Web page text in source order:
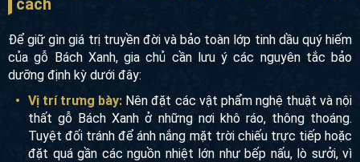
Để giữ gìn giá trị truyền đời và bảo toàn lớp tinh dầu quý hiếm
của gỗ Bách Xanh, gia chủ cần lưu ý các nguyên tắc bảo
dưỡng định kỳ dưới đây:
Vị trí trưng bày: Nên đặt các vật phẩm nghệ thuật và nội
thất gỗ Bách Xanh ở những nơi khô ráo, thông thoáng.
Tuyệt đối tránh để ánh nắng mặt trời chiếu trực tiếp hoặc
đặt quá gần các nguồn nhiệt lớn như bếp nấu, lò sưởi, vì